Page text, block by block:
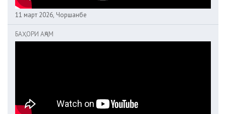
11 март 2026, Чоршанбе
БАҲОРИ АҶАМ